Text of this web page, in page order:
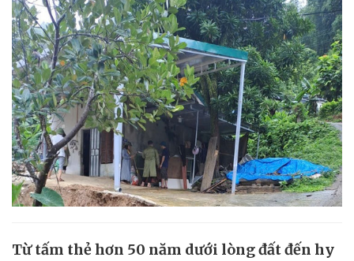
Từ tấm thẻ hơn 50 năm dưới lòng đất đến hy